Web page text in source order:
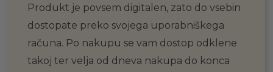
Produkt je povsem digitalen, zato do vsebin
dostopate preko svojega uporabniškega
računa. Po nakupu se vam dostop odklene
takoj ter velja od dneva nakupa do konca